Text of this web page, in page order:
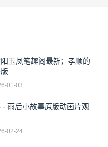
玉凤笔趣阁最新；孝顺的
01-03
- 雨后小故事原版动画片观
02-24